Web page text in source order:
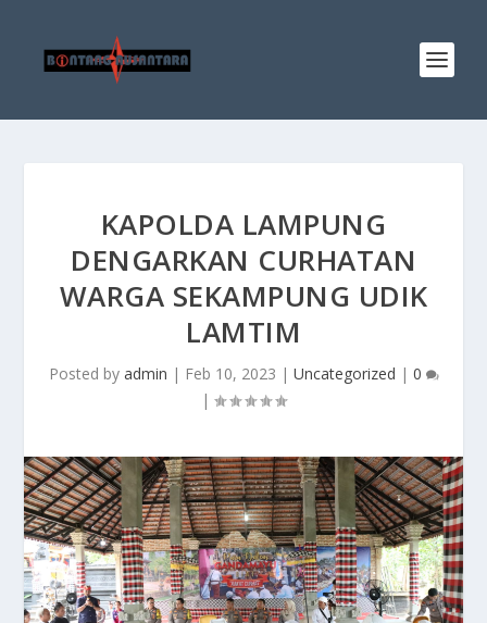
KAPOLDA LAMPUNG
DENGARKAN CURHATAN
WARGA SEKAMPUNG UDIK
LAMTIM
Posted by admin | Feb 10, 2023 | Uncategorized | 0
|